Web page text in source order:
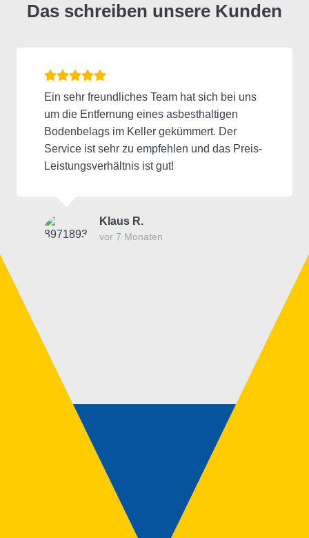
Das schreiben unsere Kunden
Ein sehr freundliches Team hat sich bei uns
um die Entfernung eines asbesthaltigen
Bodenbelags im Keller gekümmert. Der
Service ist sehr zu empfehlen und das Preis-
Leistungsverhältnis ist gut!
Klaus R.
vor 7 Monaten